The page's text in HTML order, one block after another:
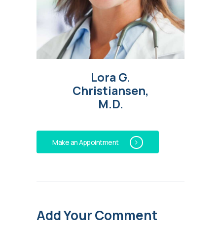
Lora G.
Christiansen,
M.D.
Make an Appointment
Add Your Comment